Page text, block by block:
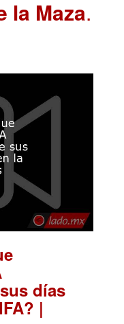
la Maza.
días
|